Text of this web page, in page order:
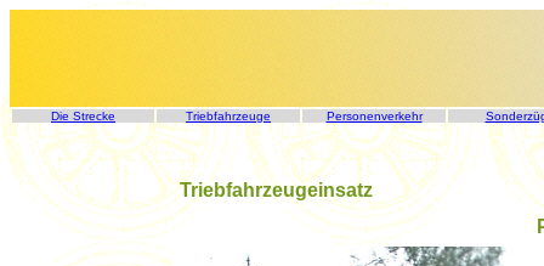
Die Strecke Triebfahrzeuge Personenverkehr
Triebfahrzeugeinsatz